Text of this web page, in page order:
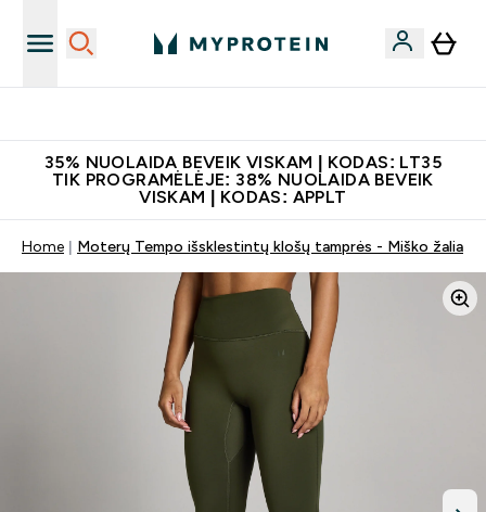
35% NUOLAIDA BEVEIK VISKAM | KODAS: LT35
TIK PROGRAMĖLĖJE: 38% NUOLAIDA BEVEIK
VISKAM | KODAS: APPLT
Home Moterų Tempo išsklestintų klošų tamprės - Miško žalia